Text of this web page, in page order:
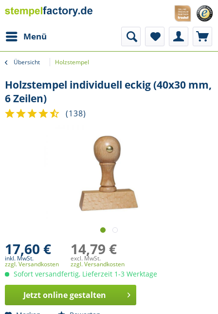
Menü
Übersicht Holzstempel
Holzstempel individuell eckig (40x30 mm,
6 Zeilen)
(138)
17,60 €
inkl. MwSt.
zzgl. Versandkosten
14,79 €
excl. MwSt.
zzgl. Versandkosten
Sofort versandfertig, Lieferzeit 1-3 Werktage
Jetzt online gestalten